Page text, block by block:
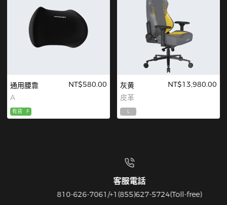
通用腰靠
A
NT$580.00
有貨 F
灰黄
皮革
NT$13,980.00
L
客服電話
810-626-7061/+1(855)627-5724(Toll-free)